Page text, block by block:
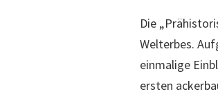
Die
Welterbes.
einmalige
ersten